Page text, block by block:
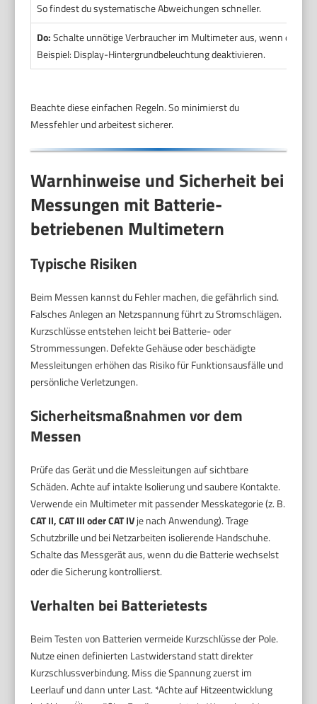
So findest du systematische Abweichungen schneller.
Do:Schalte unnötige Verbraucher im Multimeter aus, wenn du
Beispiel: Display-Hintergrundbeleuchtung deaktivieren.
Beachte diese einfachen Regeln. So minimierst du
Messfehler und arbeitest sicherer.
Warnhinweise und Sicherheit bei
Messungen mit Batterie-
betriebenen Multimetern
Typische Risiken
Beim Messen kannst du Fehler machen, die gefährlich sind.
Falsches Anlegen an Netzspannung führt zu Stromschlägen.
Kurzschlüsse entstehen leicht bei Batterie- oder
Strommessungen. Defekte Gehäuse oder beschädigte
Messleitungen erhöhen das Risiko für Funktionsausfälle und
persönliche Verletzungen.
Sicherheitsmaßnahmen vor dem
Messen
Prüfe das Gerät und die Messleitungen auf sichtbare
Schäden. Achte auf intakte Isolierung und saubere Kontakte.
Verwende ein Multimeter mit passender Messkategorie (z. B.
CAT II, CAT III oder CAT IVje nach Anwendung). Trage
Schutzbrille und bei Netzarbeiten isolierende Handschuhe.
Schalte das Messgerät aus, wenn du die Batterie wechselst
oder die Sicherung kontrollierst.
Verhalten bei Batterietests
Beim Testen von Batterien vermeide Kurzschlüsse der Pole.
Nutze einen definierten Lastwiderstand statt direkter
Kurzschlussverbindung. Miss die Spannung zuerst im
Leerlauf und dann unter Last. *Achte auf Hitzeentwicklung